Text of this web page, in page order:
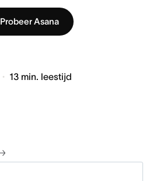
Probeer Asana
13 min. leestijd